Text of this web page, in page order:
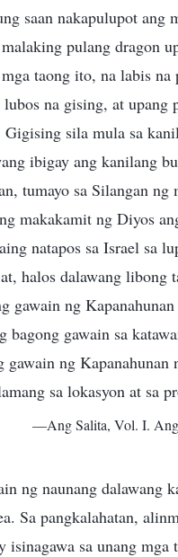
saan nakapulupot
pulang dragon
taong ito, na labis
na gising, at
sila mula sa
ibigay ang kanilang
tumayo sa Silangan
makakamit ng Diyos
natapos sa Israel sa
halos dalawang libong
gawain ng
bagong gawain sa
gawain ng
sa lokasyon at sa
—Ang Salita, Vol. I. Ang
ng naunang dalawang
Sa pangkalahatan,
isinagawa sa unang